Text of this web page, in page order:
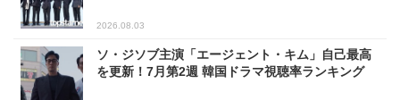
2026.08.03
ソ・ジソブ主演「エージェント・キム」自己最高
を更新！7月第2週 韓国ドラマ視聴率ランキング